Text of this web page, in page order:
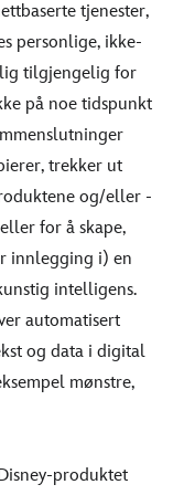
tjenester,
personlige, ikke-
tilgjengelig for
på noe tidspunkt
trekker ut
og/eller -
for å skape,
innlegging i) en
intelligens.
automatisert
og data i digital
mønstre,
produktet